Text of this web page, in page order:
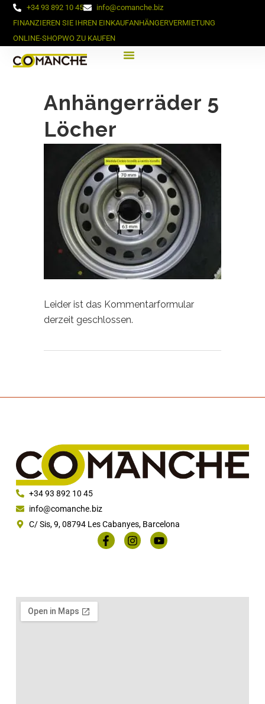
+34 93 892 10 45
info@comanche.biz
FINANZIEREN SIE IHREN EINKAUFANHÄNGERVERMIETUNG
ONLINE-SHOPWO ZU KAUFEN
Anhängerräder 5
Löcher
Leider ist das Kommentarformular
derzeit geschlossen.
+34 93 892 10 45
info@comanche.biz
C/ Sis, 9, 08794 Les Cabanyes, Barcelona